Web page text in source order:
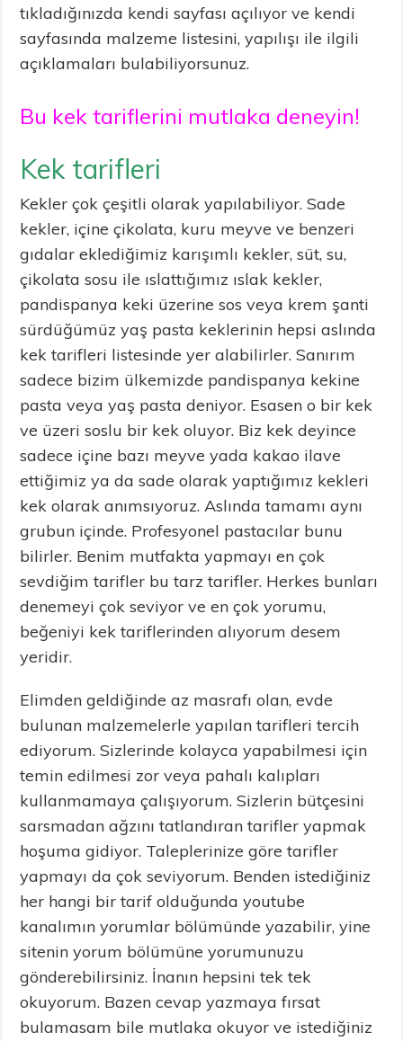
tıkladığınızda kendi sayfası açılıyor ve kendi
sayfasında malzeme listesini, yapılışı ile ilgili
açıklamaları bulabiliyorsunuz.
Bu kek tariflerini mutlaka deneyin!
Kek tarifleri
Kekler çok çeşitli olarak yapılabiliyor. Sade
kekler, içine çikolata, kuru meyve ve benzeri
gıdalar eklediğimiz karışımlı kekler, süt, su,
çikolata sosu ile ıslattığımız ıslak kekler,
pandispanya keki üzerine sos veya krem şanti
sürdüğümüz yaş pasta keklerinin hepsi aslında
kek tarifleri listesinde yer alabilirler. Sanırım
sadece bizim ülkemizde pandispanya kekine
pasta veya yaş pasta deniyor. Esasen o bir kek
ve üzeri soslu bir kek oluyor. Biz kek deyince
sadece içine bazı meyve yada kakao ilave
ettiğimiz ya da sade olarak yaptığımız kekleri
kek olarak anımsıyoruz. Aslında tamamı aynı
grubun içinde. Profesyonel pastacılar bunu
bilirler. Benim mutfakta yapmayı en çok
sevdiğim tarifler bu tarz tarifler. Herkes bunları
denemeyi çok seviyor ve en çok yorumu,
beğeniyi kek tariflerinden alıyorum desem
yeridir.
Elimden geldiğinde az masrafı olan, evde
bulunan malzemelerle yapılan tarifleri tercih
ediyorum. Sizlerinde kolayca yapabilmesi için
temin edilmesi zor veya pahalı kalıpları
kullanmamaya çalışıyorum. Sizlerin bütçesini
sarsmadan ağzını tatlandıran tarifler yapmak
hoşuma gidiyor. Taleplerinize göre tarifler
yapmayı da çok seviyorum. Benden istediğiniz
her hangi bir tarif olduğunda youtube
kanalımın yorumlar bölümünde yazabilir, yine
sitenin yorum bölümüne yorumunuzu
gönderebilirsiniz. İnanın hepsini tek tek
okuyorum. Bazen cevap yazmaya fırsat
bulamasam bile mutlaka okuyor ve istediğiniz